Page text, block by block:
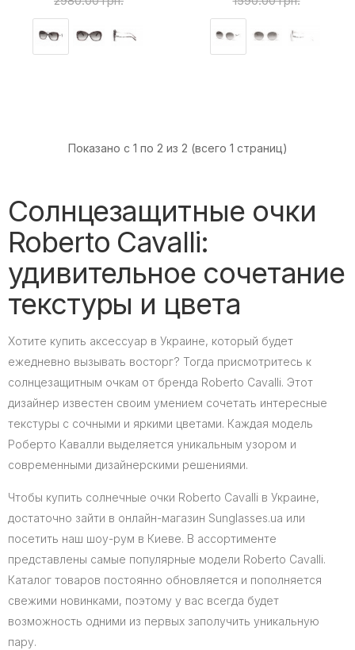
Показано с 1 по 2 из 2 (всего 1 страниц)
Солнцезащитные очки
Roberto Cavalli:
удивительное сочетание
текстуры и цвета
Хотите купить аксессуар в Украине, который будет
ежедневно вызывать восторг? Тогда присмотритесь к
солнцезащитным очкам от бренда Roberto Cavalli. Этот
дизайнер известен своим умением сочетать интересные
текстуры с сочными и яркими цветами. Каждая модель
Роберто Кавалли выделяется уникальным узором и
современными дизайнерскими решениями.
Чтобы купить солнечные очки Roberto Cavalli в Украине,
достаточно зайти в онлайн-магазин Sunglasses.ua или
посетить наш шоу-рум в Киеве. В ассортименте
представлены самые популярные модели Roberto Cavalli.
Каталог товаров постоянно обновляется и пополняется
свежими новинками, поэтому у вас всегда будет
возможность одними из первых заполучить уникальную
пару.